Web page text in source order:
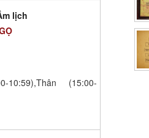
lịch
10:59),Thân (15:00-